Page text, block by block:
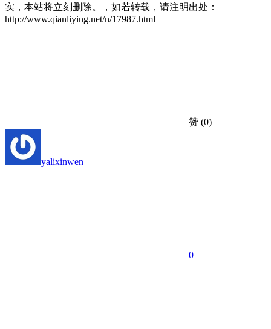
实，本站将立刻删除。，如若转载，请注明出处：
http://www.qianliying.net/n/17987.html
赞 (0)
yalixinwen
0